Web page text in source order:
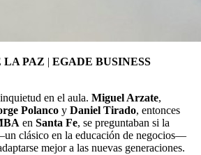
LA PAZ | EGADE BUSINESS
en el aula. Miguel Arzate,
Polanco y Daniel Tirado, entonces
en Santa Fe, se preguntaban si la
clásico en la educación de negocios—
mejor a las nuevas generaciones.